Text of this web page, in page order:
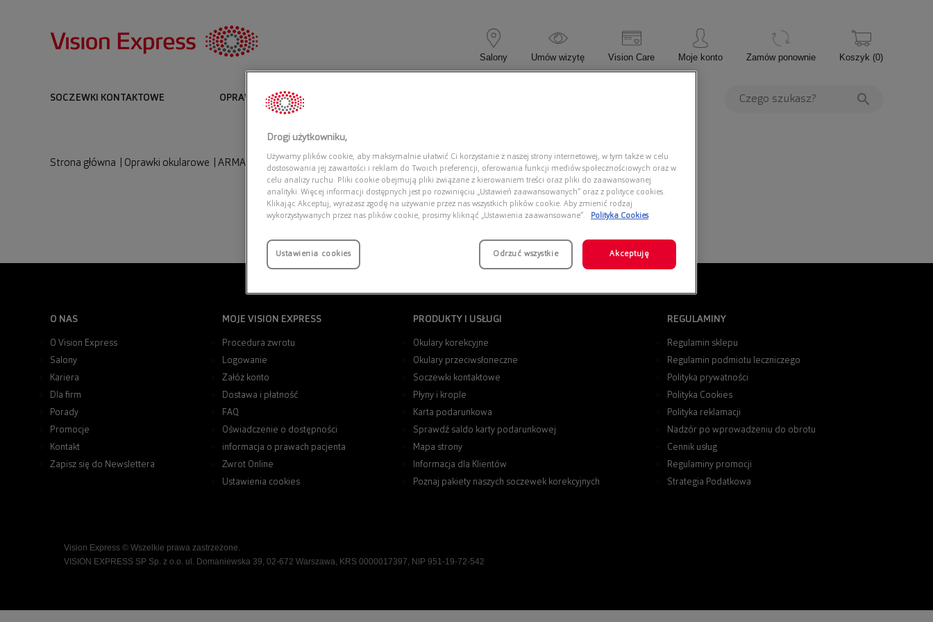
Salony Umów wizytę Vision Care Moje konto Zamów ponownie Koszyk (0)
SOCZEWKI KONTAKTOWE OPRAWKI I OKULARY KOREKCYJNE
Strona główna Oprawki okularowe ARMANI EXCHANGE 0AX3125U 8078
O NAS
O Vision Express
Salony
Kariera
Dla firm
Porady
Promocje
Kontakt
Zapisz się do Newslettera
MOJE VISION EXPRESS
Procedura zwrotu
Logowanie
Załóż konto
Dostawa i płatność
FAQ
Oświadczenie o dostępności
informacja o prawach pacjenta
Zwrot Online
Ustawienia cookies
PRODUKTY I USŁUGI
Okulary korekcyjne
Okulary przeciwsłoneczne
Soczewki kontaktowe
Płyny i krople
Karta podarunkowa
Sprawdź saldo karty podarunkowej
Mapa strony
Informacja dla Klientów
Poznaj pakiety naszych soczewek korekcyjnych
REGULAMINY
Regulamin sklepu
Regulamin podmiotu leczniczego
Polityka prywatności
Polityka Cookies
Polityka reklamacji
Nadzór po wprowadzeniu do obrotu
Cennik usług
Regulaminy promocji
Strategia Podatkowa
Vision Express © Wszelkie prawa zastrzeżone.
VISION EXPRESS SP Sp. z o.o. ul. Domaniewska 39, 02-672 Warszawa, KRS 0000017397, NIP 951-19-72-542
Drogi użytkowniku,
Używamy plików cookie, aby maksymalnie ułatwić Ci korzystanie z naszej strony internetowej, w tym także w celu
dostosowania jej zawartości i reklam do Twoich preferencji, oferowania funkcji mediów społecznościowych oraz w
celu analizy ruchu. Pliki cookie obejmują pliki związane z kierowaniem treści oraz pliki do zaawansowanej
analityki. Więcej informacji dostępnych jest po rozwinięciu „Ustawień zaawansowanych” oraz z polityce cookies.
Klikając Akceptuj, wyrażasz zgodę na używanie przez nas wszystkich plików cookie. Aby zmienić rodzaj
wykorzystywanych przez nas plików cookie, prosimy kliknąć „Ustawienia zaawansowane”.
Polityka Cookies
Ustawienia cookies Odrzuć wszystkie Akceptuję